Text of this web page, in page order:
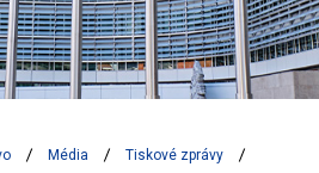
Média
Tiskové zprávy